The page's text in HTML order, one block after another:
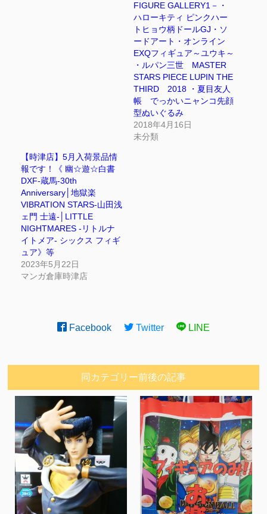
FIGURE GALLERY1－・
ハローキティ ピンクハー
トヒョウ柄ドールGJ・ソ
ードアート・オンライン
EXQフィギュア～ユウキ～
・ルパン三世 MASTER
STARS PIECE LUPIN THE
THIRD 2018 ・夏目友人
帳 でっかいニャンコ先顔
型ぬいぐるみ
2018年4月16日
未分類
【時津店】5月入荷景品情
報です！《 幽☆遊☆白書
DXF-蔵馬-30th
Anniversary│地獄楽
VIBRATION STARS-山田浅
ェ門 士遠-│LITTLE
NIGHTMARES -リトルナ
イトメア- シックス フィギ
ュア》等
2023年5月22日
マンガ倉庫時津店
Facebook Twitter LINE
同カテゴリー前後の記事